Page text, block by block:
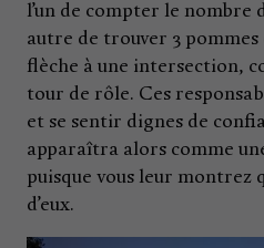
l’un de compter le nombre
autre de trouver 3
flèche à une intersection,
tour de rôle. Ces
et se sentir dignes de
apparaîtra alors comme
puisque vous leur montrez
d’eux.